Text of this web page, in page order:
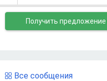
Получить предложение
Все сообщения